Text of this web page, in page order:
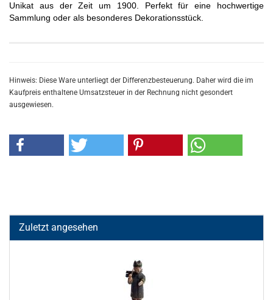
Unikat aus der Zeit um 1900. Perfekt für eine hochwertige
Sammlung oder als besonderes Dekorationsstück.
Hinweis: Diese Ware unterliegt der Differenzbesteuerung. Daher wird die im
Kaufpreis enthaltene Umsatzsteuer in der Rechnung nicht gesondert
ausgewiesen.
Zuletzt angesehen